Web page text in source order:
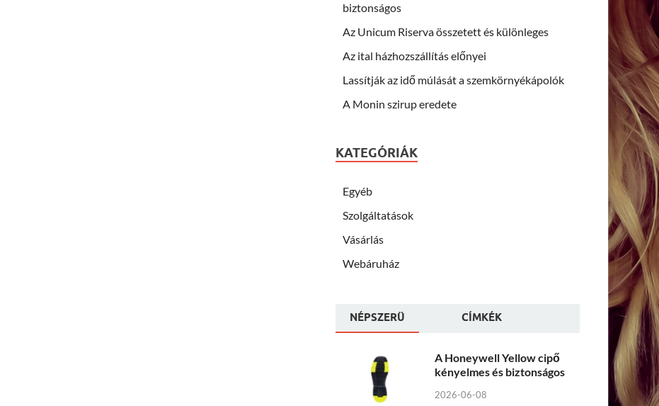
biztonságos
Az Unicum Riserva összetett és különleges
Az ital házhozszállítás előnyei
Lassítják az idő múlását a szemkörnyékápolók
A Monin szirup eredete
KATEGÓRIÁK
Egyéb
Szolgáltatások
Vásárlás
Webáruház
NÉPSZERÜ CÍMKÉK
A Honeywell Yellow cipő
kényelmes és biztonságos
2026-06-08